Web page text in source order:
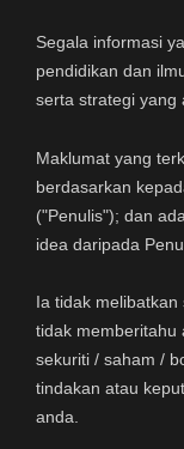
Segala informasi
pendidikan dan
serta strategi yang
Maklumat yang
berdasarkan
("Penulis"); dan
idea daripada
Ia tidak
tidak memberitahu
sekuriti / saham /
tindakan atau
anda.